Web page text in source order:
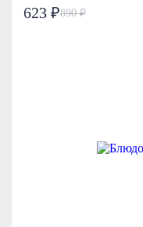
623 ₽890 ₽